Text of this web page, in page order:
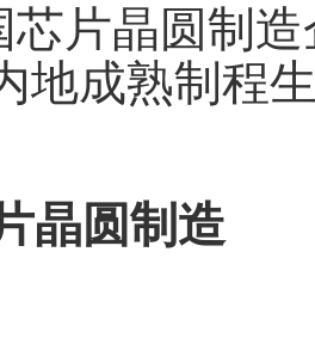
芯片晶圆制
地成熟制程
晶圆制造